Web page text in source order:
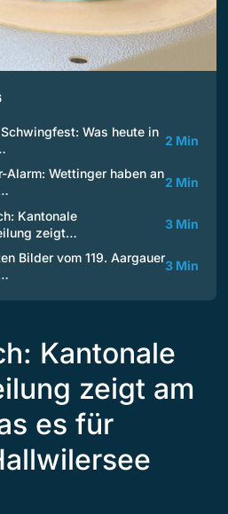
Was heute in
2 Min
Alarm: Wettinger haben an
2 Min
Kantonale
zeigt…
3 Min
Bilder vom 119. Aargauer
3 Min
Kantonale
zeigt am
es für